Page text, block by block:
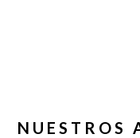
NUESTROS